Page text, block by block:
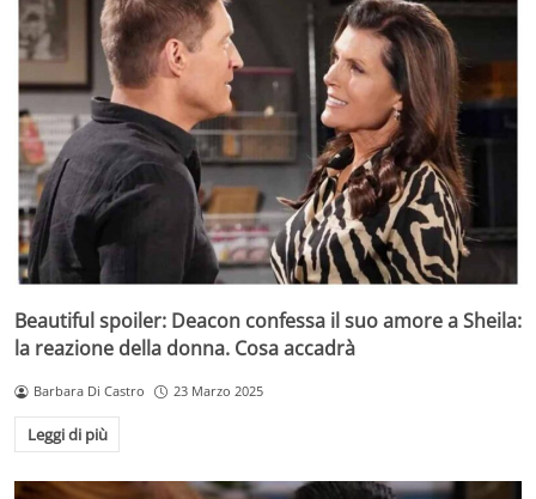
Beautiful spoiler: Deacon confessa il suo amore a Sheila:
la reazione della donna. Cosa accadrà
Barbara Di Castro 23 Marzo 2025
Leggi di più